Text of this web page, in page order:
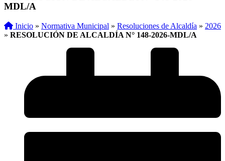
MDL/A
Inicio » Normativa Municipal » Resoluciones de Alcaldía » 2026
» RESOLUCIÓN DE ALCALDÍA N° 148-2026-MDL/A